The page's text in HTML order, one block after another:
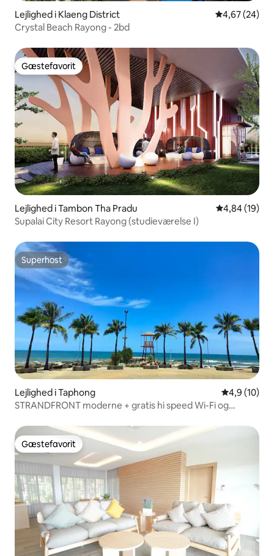
Lejlighed i Klaeng District 4,67 ud af 5 i
4,67 (24)
Crystal Beach Rayong - 2bd
Gæstefavorit
Gæstefavorit
Lejlighed i Tambon Tha Pradu 4,84 ud af 5 i
4,84 (19)
Supalai City Resort Rayong (studieværelse I)
Superhost
Superhost
Lejlighed i Taphong 4,9 ud af 5 i
4,9 (10)
STRANDFRONT moderne + gratis hi speed Wi-Fi og
Gæstefavorit
Gæstefavorit